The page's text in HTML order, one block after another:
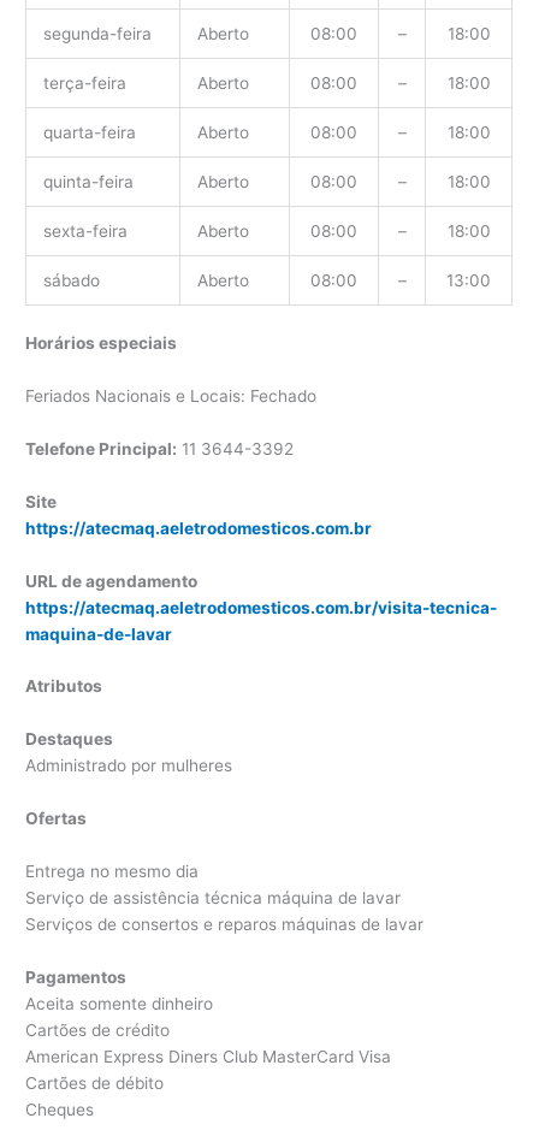
segunda-feira Aberto 08:00 – 18:00
terça-feira Aberto 08:00 – 18:00
quarta-feira Aberto 08:00 – 18:00
quinta-feira Aberto 08:00 – 18:00
sexta-feira Aberto 08:00 – 18:00
sábado Aberto 08:00 – 13:00
Horários especiais
Feriados Nacionais e Locais: Fechado
Telefone Principal: 11 3644-3392
Site
https://atecmaq.aeletrodomesticos.com.br
URL de agendamento
https://atecmaq.aeletrodomesticos.com.br/visita-tecnica-
maquina-de-lavar
Atributos
Destaques
Administrado por mulheres
Ofertas
Entrega no mesmo dia
Serviço de assistência técnica máquina de lavar
Serviços de consertos e reparos máquinas de lavar
Pagamentos
Aceita somente dinheiro
Cartões de crédito
American Express Diners Club MasterCard Visa
Cartões de débito
Cheques